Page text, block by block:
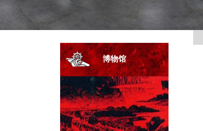
博物馆